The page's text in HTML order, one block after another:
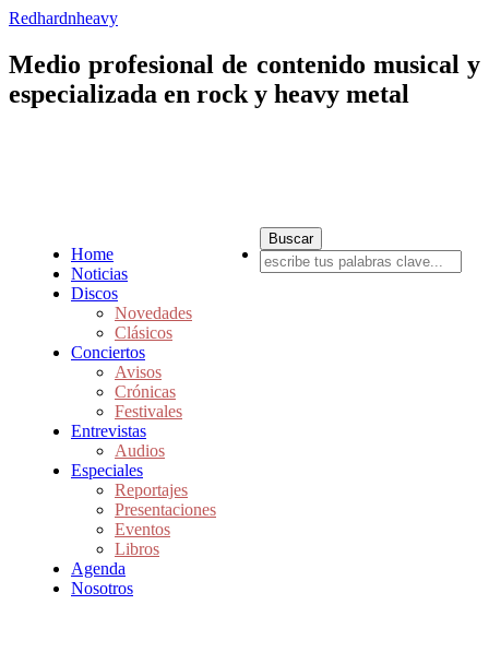
Redhardnheavy
Medio profesional de contenido musical y
especializada en rock y heavy metal
Home
Noticias
Discos
Novedades
Clásicos
Conciertos
Avisos
Crónicas
Festivales
Entrevistas
Audios
Especiales
Reportajes
Presentaciones
Eventos
Libros
Agenda
Nosotros